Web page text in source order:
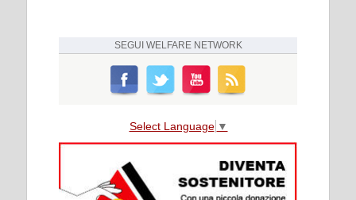
SEGUI WELFARE NETWORK
Select Language ▼